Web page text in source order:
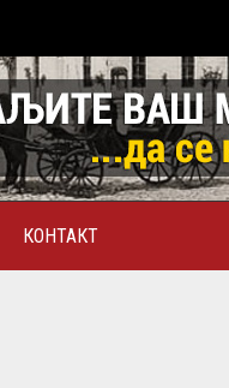
КОНТАКТ